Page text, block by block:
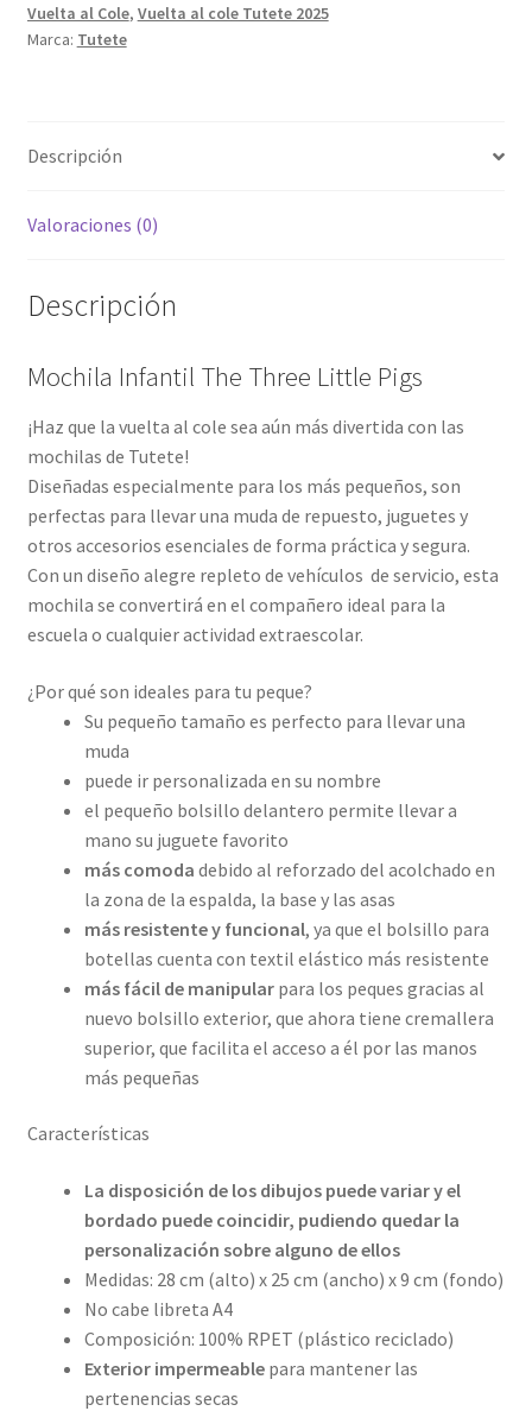
Vuelta al Cole, Vuelta al cole Tutete 2025
Marca: Tutete
Descripción
Valoraciones (0)
Descripción
Mochila Infantil The Three Little Pigs
¡Haz que la vuelta al cole sea aún más divertida con las
mochilas de Tutete!
Diseñadas especialmente para los más pequeños, son
perfectas para llevar una muda de repuesto, juguetes y
otros accesorios esenciales de forma práctica y segura.
Con un diseño alegre repleto de vehículos de servicio, esta
mochila se convertirá en el compañero ideal para la
escuela o cualquier actividad extraescolar.
¿Por qué son ideales para tu peque?
Su pequeño tamaño es perfecto para llevar una
muda
puede ir personalizada en su nombre
el pequeño bolsillo delantero permite llevar a
mano su juguete favorito
más comoda debido al reforzado del acolchado en
la zona de la espalda, la base y las asas
más resistente y funcional, ya que el bolsillo para
botellas cuenta con textil elástico más resistente
más fácil de manipularpara los peques gracias al
nuevo bolsillo exterior, que ahora tiene cremallera
superior, que facilita el acceso a él por las manos
más pequeñas
Características
La disposición de los dibujos puede variar y el
bordado puede coincidir, pudiendo quedar la
personalización sobre alguno de ellos
Medidas: 28 cm (alto) x 25 cm (ancho) x 9 cm (fondo)
No cabe libreta A4
Composición: 100% RPET (plástico reciclado)
Exterior impermeablepara mantener las
pertenencias secas